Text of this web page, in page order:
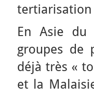
En Asie du
groupes de
déjà très «
et la